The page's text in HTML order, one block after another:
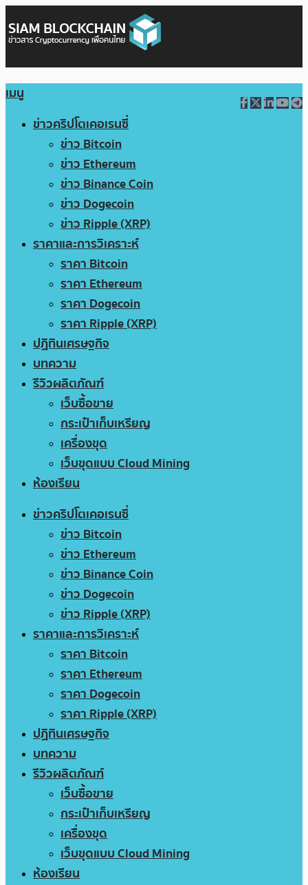
เมนู
ข่าวคริปโตเคอเรนซี่
ข่าว Bitcoin
ข่าว Ethereum
ข่าว Binance Coin
ข่าว Dogecoin
ข่าว Ripple (XRP)
ราคาและการวิเคราะห์
ราคา Bitcoin
ราคา Ethereum
ราคา Dogecoin
ราคา Ripple (XRP)
ปฏิทินเศรษฐกิจ
บทความ
รีวิวผลิตภัณฑ์
เว็บซื้อขาย
กระเป๋าเก็บเหรียญ
เครื่องขุด
เว็บขุดแบบ Cloud Mining
ห้องเรียน
ข่าวคริปโตเคอเรนซี่
ข่าว Bitcoin
ข่าว Ethereum
ข่าว Binance Coin
ข่าว Dogecoin
ข่าว Ripple (XRP)
ราคาและการวิเคราะห์
ราคา Bitcoin
ราคา Ethereum
ราคา Dogecoin
ราคา Ripple (XRP)
ปฏิทินเศรษฐกิจ
บทความ
รีวิวผลิตภัณฑ์
เว็บซื้อขาย
กระเป๋าเก็บเหรียญ
เครื่องขุด
เว็บขุดแบบ Cloud Mining
ห้องเรียน